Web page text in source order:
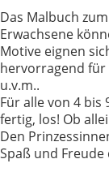
Das Malbuch
Erwachsene
Motive eignen
hervorragend für
u.v.m..
Für alle von 4 bis
fertig, los! Ob
Den
Spaß und Freude